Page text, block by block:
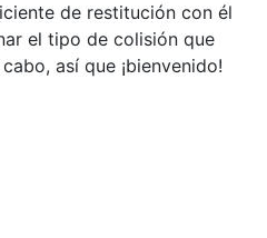
de restitución con él
el tipo de colisión que
así que ¡bienvenido!